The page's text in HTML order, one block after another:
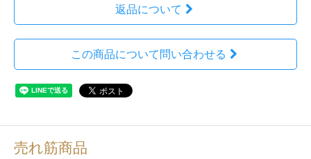
返品について
この商品について問い合わせる
売れ筋商品